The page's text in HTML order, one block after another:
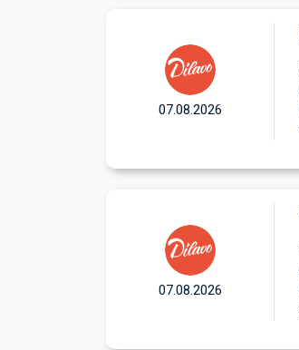
07.08.2026
07.08.2026